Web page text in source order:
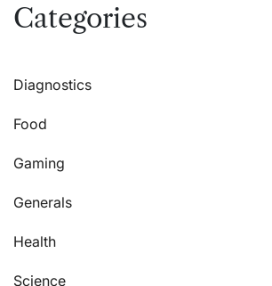
Categories
Diagnostics
Food
Gaming
Generals
Health
Science